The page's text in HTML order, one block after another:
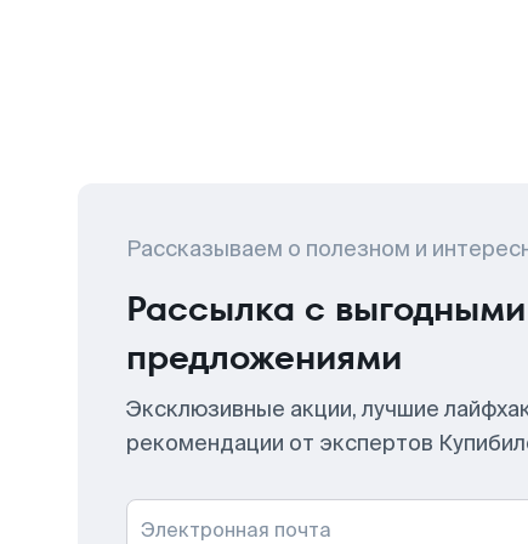
Рассказываем о полезном и
Рассылка с выгодными
предложениями
Эксклюзивные акции, лучшие
рекомендации от экспертов
Электронная почта